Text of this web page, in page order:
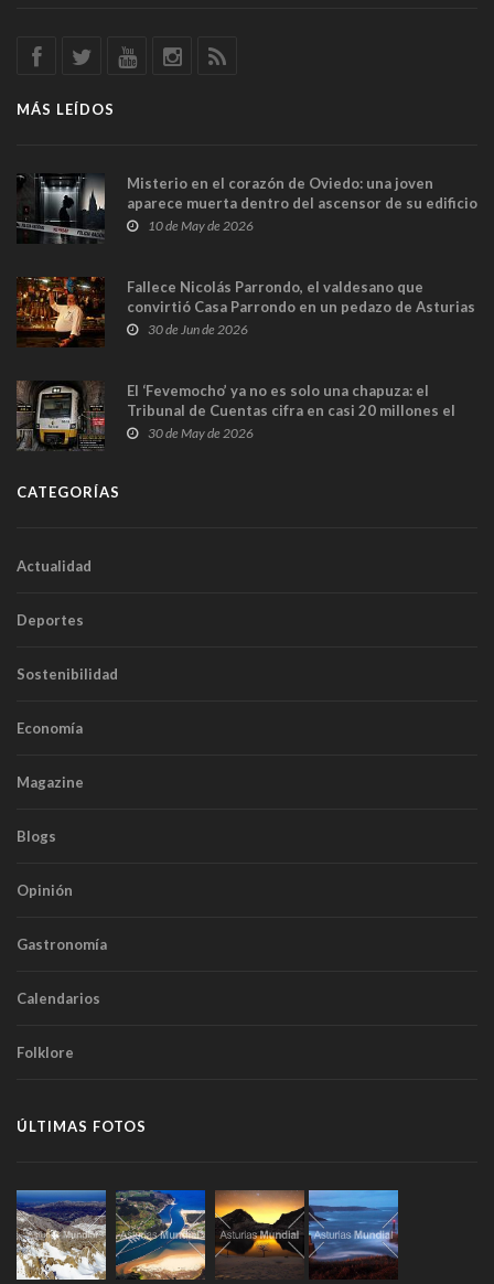
MÁS LEÍDOS
Misterio en el corazón de Oviedo: una joven
aparece muerta dentro del ascensor de su edificio
y las cámaras captan sus últimos minutos
10 de May de 2026
Fallece Nicolás Parrondo, el valdesano que
convirtió Casa Parrondo en un pedazo de Asturias
en Madrid
30 de Jun de 2026
El ‘Fevemocho’ ya no es solo una chapuza: el
Tribunal de Cuentas cifra en casi 20 millones el
sobrecoste de los trenes que no cabían por los
30 de May de 2026
CATEGORÍAS
Actualidad
Deportes
Sostenibilidad
Economía
Magazine
Blogs
Opinión
Gastronomía
Calendarios
Folklore
ÚLTIMAS FOTOS